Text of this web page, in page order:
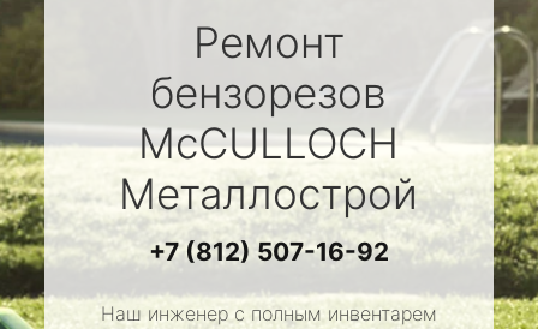
Ремонт
бензорезов
McCULLOCH
Металлострой
+7 (812) 507-16-92
Наш инженер с полным инвентарем